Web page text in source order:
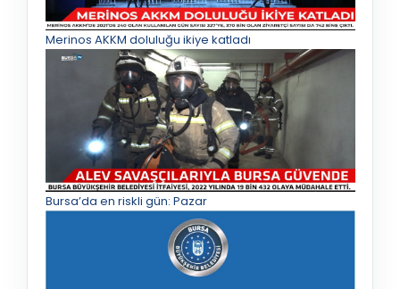
Merinos AKKM doluluğu ikiye katladı
Bursa’da en riskli gün: Pazar